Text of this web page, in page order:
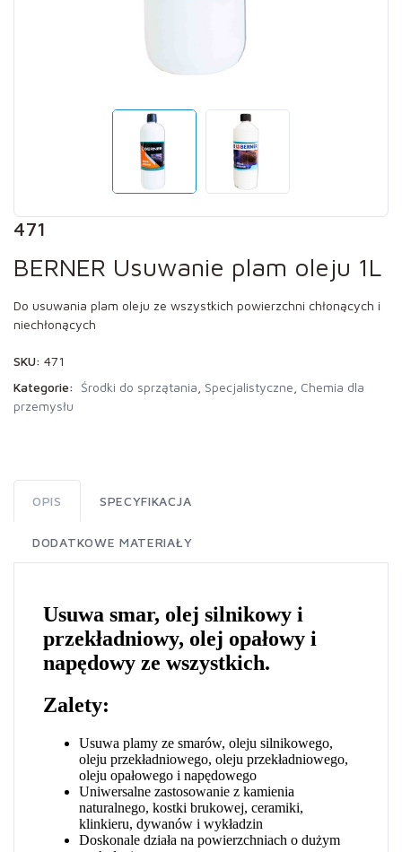
471
BERNER Usuwanie plam oleju 1L
Do usuwania plam oleju ze wszystkich powierzchni chłonących i
niechłonących
SKU: 471
Kategorie: Środki do sprzątania Specjalistyczne Chemia dla
przemysłu
OPIS SPECYFIKACJA
DODATKOWE MATERIAŁY